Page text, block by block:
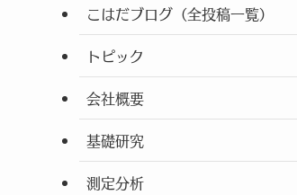
こはだブログ（全投稿一覧）
トピック
会社概要
基礎研究
測定分析